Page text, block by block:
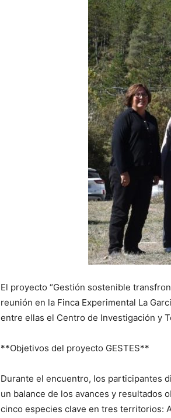
El proyecto “Gestión sostenible
reunión en la Finca Experimental La
entre ellas el Centro de Investigación y
**Objetivos del proyecto GESTES**
Durante el encuentro, los participantes
un balance de los avances y resultados
cinco especies clave en tres territorios: